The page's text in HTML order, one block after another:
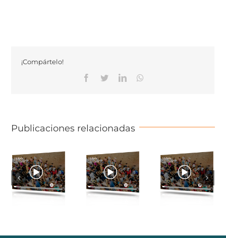
¡Compártelo!
Facebook
TwitterLinkedinWhatsapp
Publicaciones relacionadas